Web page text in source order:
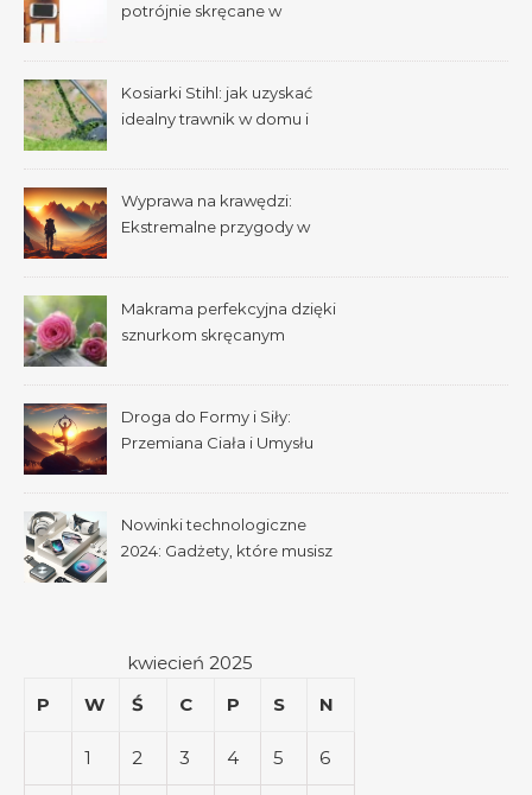
potrójnie skręcane w
Kosiarki Stihl: jak uzyskać
idealny trawnik w domu i
Wyprawa na krawędzi:
Ekstremalne przygody w
Makrama perfekcyjna dzięki
sznurkom skręcanym
Droga do Formy i Siły:
Przemiana Ciała i Umysłu
Nowinki technologiczne
2024: Gadżety, które musisz
kwiecień 2025
P
W Ś C P S N
1 2 3 4 5 6